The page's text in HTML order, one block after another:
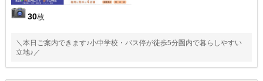
30枚
＼本日ご案内できます♪小中学校・バス停が徒歩5分圏内で暮らしやすい
立地♪／